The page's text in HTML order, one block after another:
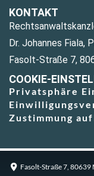
KONTAKT
Dr. Johannes Fiala,
Fasolt-Straße 7,
COOKIE-
Privatsphäre
Zustimmung
Fasolt-Straße 7, 80639